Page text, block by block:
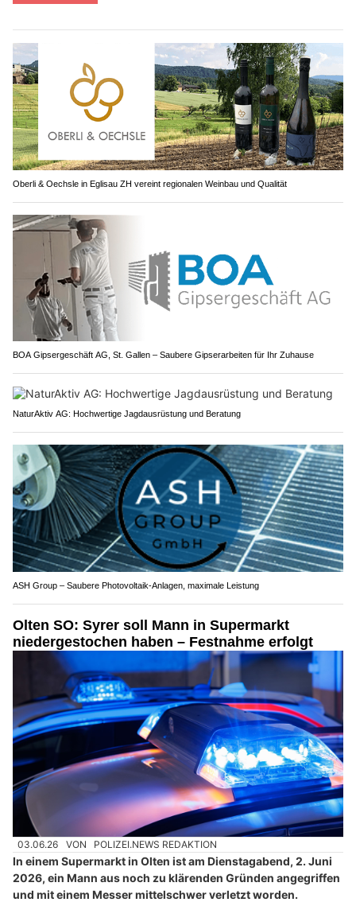
Oberli & Oechsle in Eglisau ZH vereint regionalen Weinbau und Qualität
BOA Gipsergeschäft AG, St. Gallen – Saubere Gipserarbeiten für Ihr Zuhause
NaturAktiv AG: Hochwertige Jagdausrüstung und Beratung
ASH Group – Saubere Photovoltaik-Anlagen, maximale Leistung
Olten SO: Syrer soll Mann in Supermarkt
niedergestochen haben – Festnahme erfolgt
03.06.26 VON POLIZEI.NEWS REDAKTION
In einem Supermarkt in Olten ist am Dienstagabend, 2. Juni
2026, ein Mann aus noch zu klärenden Gründen angegriffen
und mit einem Messer mittelschwer verletzt worden.